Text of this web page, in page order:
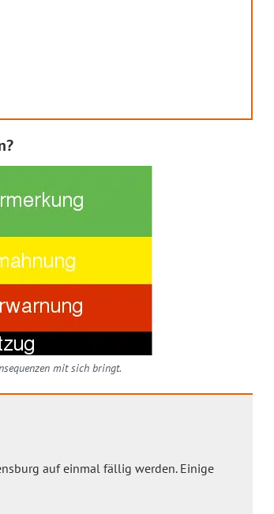
mit sich bringt.
auf einmal fällig werden. Einige